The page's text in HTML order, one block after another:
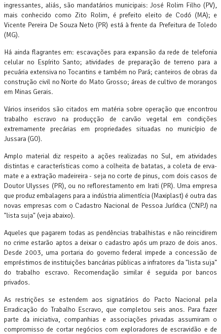
ingressantes, aliás, são mandatários municipais: José Rolim Filho (PV),
mais conhecido como Zito Rolim, é prefeito eleito de Codó (MA); e
Vicente Pereira De Souza Neto (PR) está à frente da Prefeitura de Toledo
(MG).
Há ainda flagrantes em: escavações para expansão da rede de telefonia
celular no Espírito Santo; atividades de preparação de terreno para a
pecuária extensiva no Tocantins e também no Pará; canteiros de obras da
construção civil no Norte do Mato Grosso; áreas de cultivo de morangos
em Minas Gerais.
Vários inseridos são citados em matéria sobre operação que encontrou
trabalho escravo na produçção de carvão vegetal em condições
extremamente precárias em propriedades situadas no município de
Jussara (GO).
Amplo material diz respeito a ações realizadas no Sul, em atividades
distintas e características como a colheita de batatas, a coleta de erva-
mate e a extração madeireira - seja no corte de pinus, com dois casos de
Doutor Ulysses (PR), ou no reflorestamento em Irati (PR). Uma empresa
que produz embalagens para a indústria alimentícia (Maxiplast) é outra das
novas empresas com o Cadastro Nacional de Pessoa Jurídica (CNPJ) na
"lista suja" (veja abaixo).
Aqueles que pagarem todas as pendências trabalhistas e não reincidirem
no crime estarão aptos a deixar o cadastro após um prazo de dois anos.
Desde 2003, uma portaria do governo federal impede a concessão de
empréstimos de instituições bancárias públicas a infratores da "lista suja"
do trabalho escravo. Recomendação similar é seguida por bancos
privados.
As restrições se estendem aos signatários do Pacto Nacional pela
Erradicação do Trabalho Escravo, que completou seis anos. Para fazer
parte da iniciativa, companhias e associações privadas assumiram o
compromisso de cortar negócios com exploradores de escravidão e de